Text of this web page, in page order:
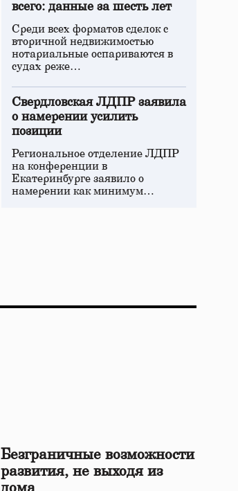
всего: данные за шесть лет
Среди всех форматов сделок с
вторичной недвижимостью
нотариальные оспариваются в
судах реже…
Свердловская ЛДПР заявила
о намерении усилить
позиции
Региональное отделение ЛДПР
на конференции в
Екатеринбурге заявило о
намерении как минимум…
Безграничные возможности
развития, не выходя из
дома